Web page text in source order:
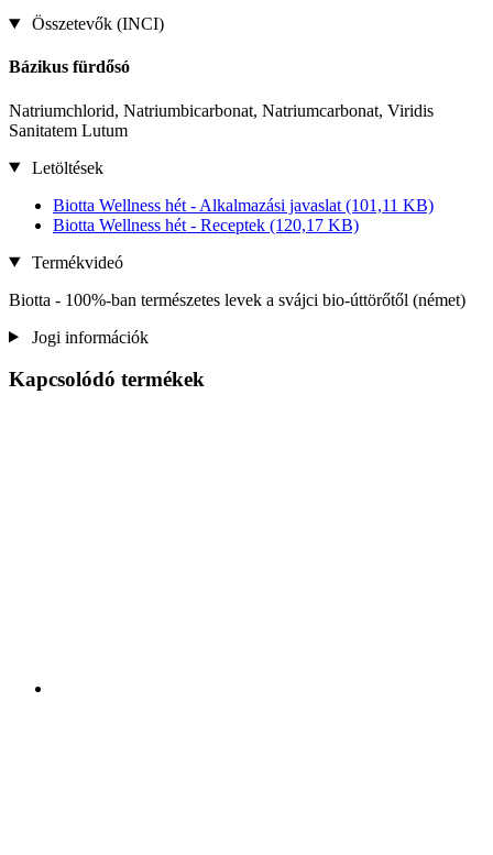
Összetevők (INCI)
Bázikus fürdősó
Natriumchlorid, Natriumbicarbonat, Natriumcarbonat, Viridis
Sanitatem Lutum
Letöltések
Biotta Wellness hét - Alkalmazási javaslat (101,11 KB)
Biotta Wellness hét - Receptek (120,17 KB)
Termékvideó
Biotta - 100%-ban természetes levek a svájci bio-úttörőtől (német)
Jogi információk
Kapcsolódó termékek